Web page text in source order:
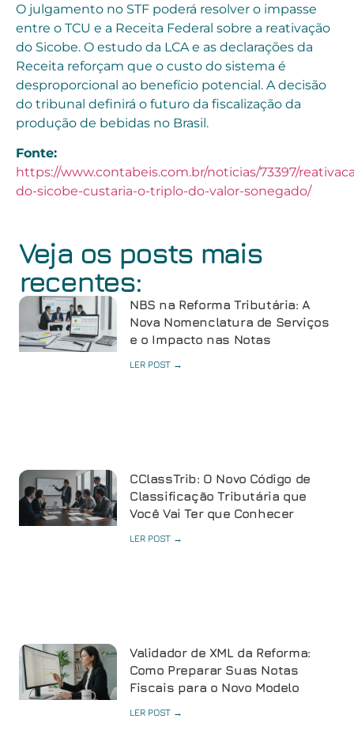
Veja os posts mais
recentes:
NBS na Reforma Tributária: A
Nova Nomenclatura de Serviços
e o Impacto nas Notas
LER POST →
CClassTrib: O Novo Código de
Classificação Tributária que
Você Vai Ter que Conhecer
LER POST →
Validador de XML da Reforma:
Como Preparar Suas Notas
Fiscais para o Novo Modelo
LER POST →
O julgamento no STF poderá resolver o impasse
entre o TCU e a Receita Federal sobre a reativação
do Sicobe. O estudo da LCA e as declarações da
Receita reforçam que o custo do sistema é
desproporcional ao benefício potencial. A decisão
do tribunal definirá o futuro da fiscalização da
produção de bebidas no Brasil.
Fonte:
https://www.contabeis.com.br/noticias/73397/
do-sicobe-custaria-o-triplo-do-valor-sonegado/